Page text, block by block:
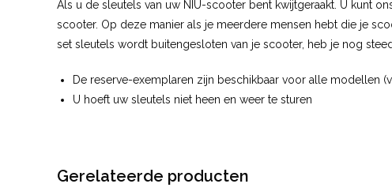
Als u de sleutels van uw NIU-scooter bent kwijtgeraakt. U kunt
scooter. Op deze manier als je meerdere mensen hebt die je
set sleutels wordt buitengesloten van je scooter, heb je nog
De reserve-exemplaren zijn beschikbaar voor alle modellen
U hoeft uw sleutels niet heen en weer te sturen
Gerelateerde producten